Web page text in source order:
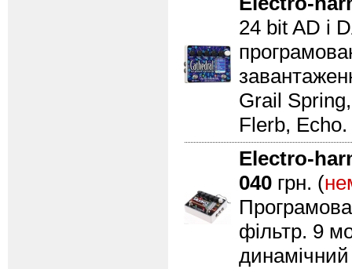
24 bit AD і
Grail
Flerb, Echo.
Electro-
040 грн. (
фільтр. 9